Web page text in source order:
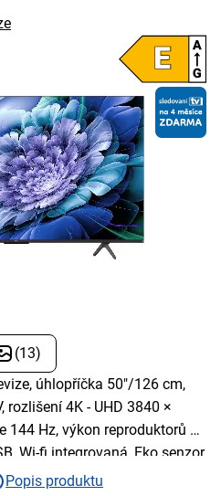
(13)
úhlopříčka 50"/126 cm,
rozlišení 4K - UHD 3840 ×
Hz, výkon reproduktorů 30
Wi-fi integrovaná, Eko senzor
Popis produktu